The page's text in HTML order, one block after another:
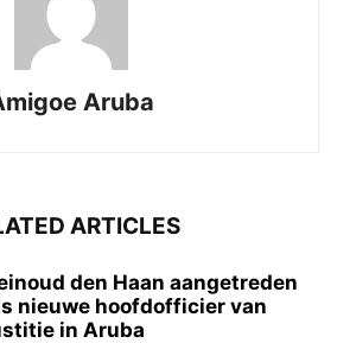
Aruba
ARTICLES
den Haan aangetreden
nieuwe hoofdofficier van
in Aruba